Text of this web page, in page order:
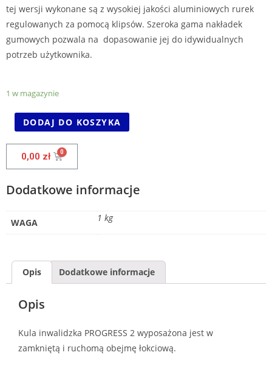
tej wersji wykonane są z wysokiej jakości aluminiowych rurek
regulowanych za pomocą klipsów. Szeroka gama nakładek
gumowych pozwala na dopasowanie jej do idywidualnych
potrzeb użytkownika.
1 w magazynie
DODAJ DO KOSZYKA
0,00 zł
Dodatkowe informacje
WAGA 1 kg
Opis Dodatkowe informacje
Opis
Kula inwalidzka PROGRESS 2 wyposażona jest w
zamkniętą i ruchomą obejmę łokciową.